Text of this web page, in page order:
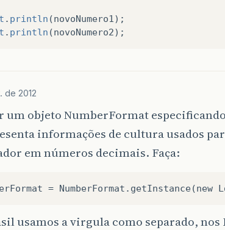
. println (novoNumero1 );
. println (novoNumero2);
de 2012
um objeto NumberFormat
informações de cultura usados
em números decimais. Faça:
usamos a virgula como separado, nos